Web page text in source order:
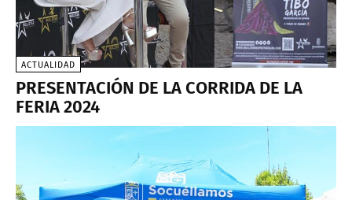
ACTUALIDAD
PRESENTACIÓN DE LA CORRIDA DE LA
FERIA 2024